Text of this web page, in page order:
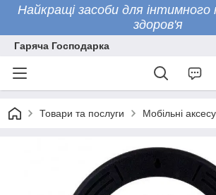
Найкращі засоби для
здоров'я
Гаряча Господарка
Товари та послуги Мобільні